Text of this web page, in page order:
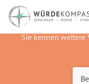
Sie kennen weitere